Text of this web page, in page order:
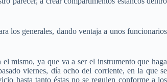
los generales, dando ventaja a unos funcionarios
mismo, ya que va a ser el instrumento que haga
viernes, día ocho del corriente, en la que se
hasta tanto éstas no se regulen conforme a los